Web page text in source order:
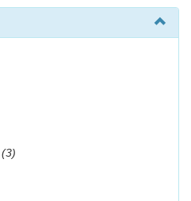
(3)